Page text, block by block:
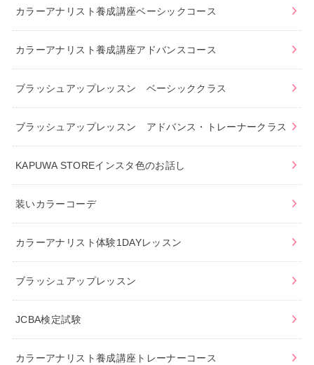
カラーアナリスト養成講座ベーシックコース
カラーアナリスト養成講座アドバンスコース
ブラッシュアップレッスン ベーシッククラス
ブラッシュアップレッスン アドバンス・トレーナークラス
KAPUWA STOREインスタ色のお話し
装いカラーコーデ
カラーアナリスト体験1DAYレッスン
ブラッシュアップレッスン
JCBA検定試験
カラーアナリスト養成講座トレーナーコース